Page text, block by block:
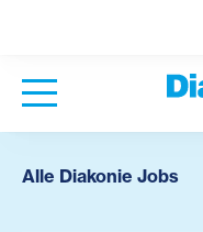
Alle Diakonie Jobs